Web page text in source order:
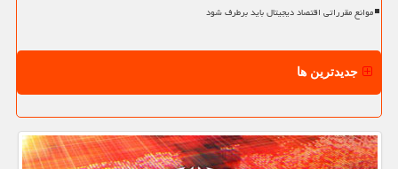
موانع مقرراتی اقتصاد دیجیتال باید برطرف شود
جدیدترین ها